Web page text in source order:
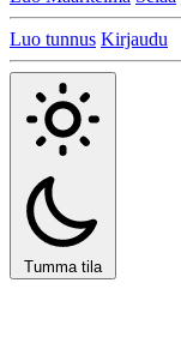
Luo tunnus Kirjaudu
Tumma tila